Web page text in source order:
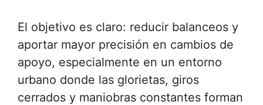
El objetivo es claro: reducir balanceos y
aportar mayor precisión en cambios de
apoyo, especialmente en un entorno
urbano donde las glorietas, giros
cerrados y maniobras constantes forman